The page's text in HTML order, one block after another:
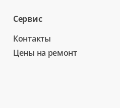
Сервис
Контакты
Цены на ремонт